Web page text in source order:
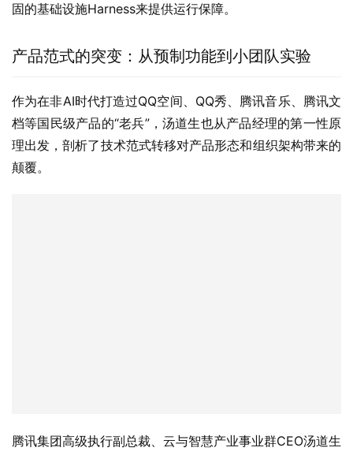
固的基础设施Harness来提供运行保障。
产品范式的突变：从预制功能到小团队实验
作为在非AI时代打造过QQ空间、QQ秀、腾讯音乐、腾讯文
档等国民级产品的“老兵”，汤道生也从产品经理的第一性原
理出发，剖析了技术范式转移对产品形态和组织架构带来的
颠覆。
腾讯集团高级执行副总裁、云与智慧产业事业群CEO汤道生